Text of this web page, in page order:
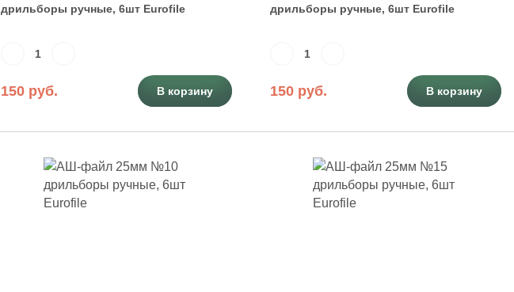
дрильборы ручные, 6шт Eurofile
150 руб. В корзину
дрильборы ручные, 6шт Eurofile
150 руб. В корзину